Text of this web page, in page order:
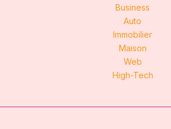
Business
Auto
Immobilier
Maison
Web
High-Tech